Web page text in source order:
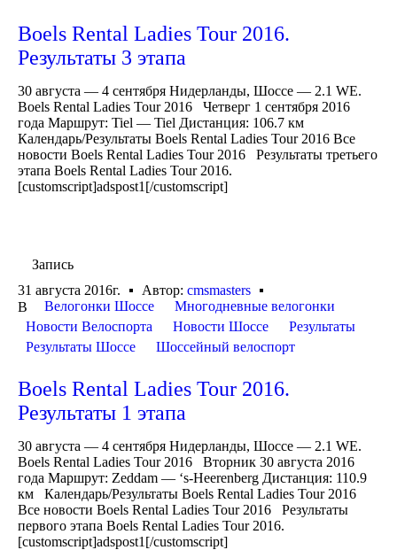
Boels Rental Ladies Tour 2016.
Результаты 3 этапа
30 августа — 4 сентября Нидерланды, Шоссе — 2.1 WE.
Boels Rental Ladies Tour 2016 Четверг 1 сентября 2016
года Маршрут: Tiel — Tiel Дистанция: 106.7 км
Календарь/Результаты Boels Rental Ladies Tour 2016 Все
новости Boels Rental Ladies Tour 2016 Результаты третьего
этапа Boels Rental Ladies Tour 2016.
[customscript]adspost1[/customscript]
Запись
31 августа 2016г.
Автор: cmsmasters
В
Велогонки Шоссе
Многодневные велогонки
Новости Велоспорта
Новости Шоссе
Результаты
Результаты Шоссе
Шоссейный велоспорт
Boels Rental Ladies Tour 2016.
Результаты 1 этапа
30 августа — 4 сентября Нидерланды, Шоссе — 2.1 WE.
Boels Rental Ladies Tour 2016 Вторник 30 августа 2016
года Маршрут: Zeddam — ‘s-Heerenberg Дистанция: 110.9
км Календарь/Результаты Boels Rental Ladies Tour 2016
Все новости Boels Rental Ladies Tour 2016 Результаты
первого этапа Boels Rental Ladies Tour 2016.
[customscript]adspost1[/customscript]